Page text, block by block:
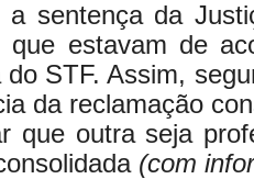
a sentença da
que estavam de
STF. Assim,
da reclamação
que outra seja
(com